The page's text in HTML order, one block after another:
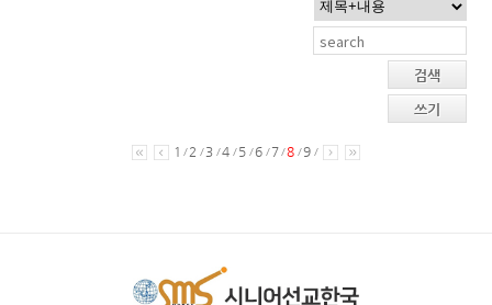
검색
쓰기
1 / 2 / 3 /4 / 5 / 6 / 7 /8 /9 /